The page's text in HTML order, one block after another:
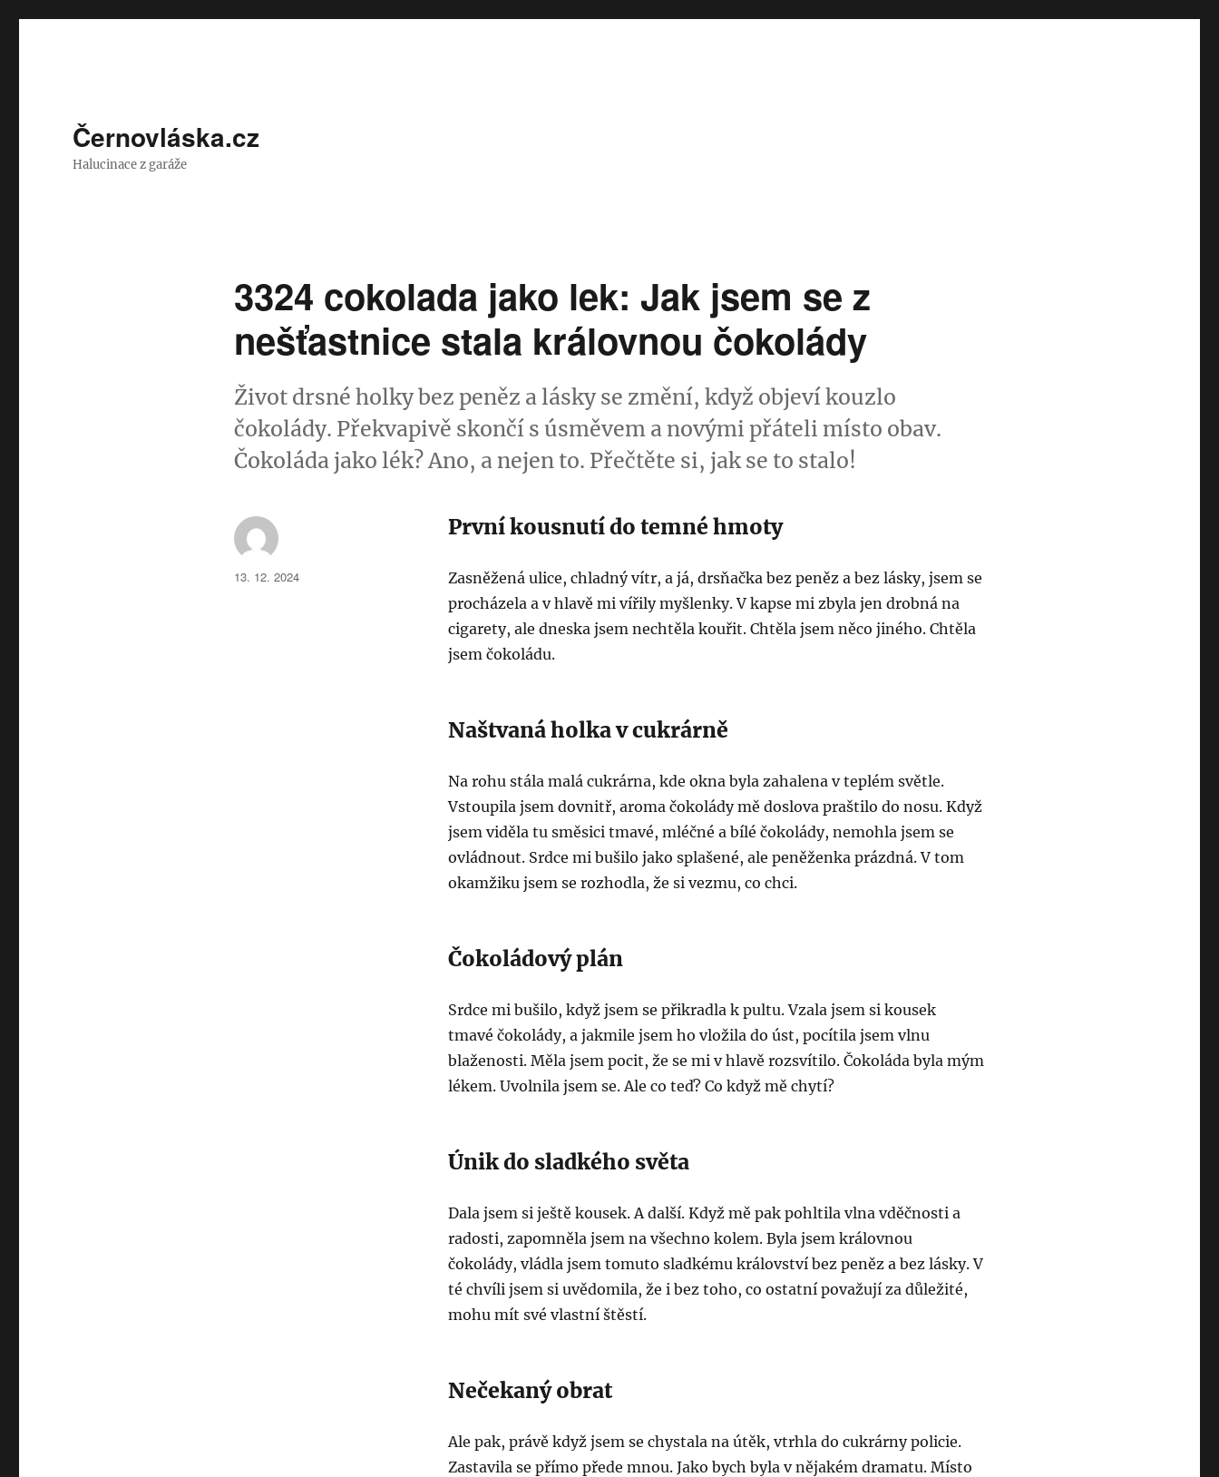
Černovláska.cz
Halucinace z garáže
3324 cokolada jako lek: Jak jsem se z
nešťastnice stala královnou čokolády
Život drsné holky bez peněz a lásky se změní, když objeví kouzlo
čokolády. Překvapivě skončí s úsměvem a novými přáteli místo obav.
Čokoláda jako lék? Ano, a nejen to. Přečtěte si, jak se to stalo!
První kousnutí do temné hmoty
Zasněžená ulice, chladný vítr, a já, drsňačka bez peněz a bez lásky, jsem se
procházela a v hlavě mi vířily myšlenky. V kapse mi zbyla jen drobná na
cigarety, ale dneska jsem nechtěla kouřit. Chtěla jsem něco jiného. Chtěla
jsem čokoládu.
Naštvaná holka v cukrárně
Na rohu stála malá cukrárna, kde okna byla zahalena v teplém světle.
Vstoupila jsem dovnitř, aroma čokolády mě doslova praštilo do nosu. Když
jsem viděla tu směsici tmavé, mléčné a bílé čokolády, nemohla jsem se
ovládnout. Srdce mi bušilo jako splašené, ale peněženka prázdná. V tom
okamžiku jsem se rozhodla, že si vezmu, co chci.
Čokoládový plán
Srdce mi bušilo, když jsem se přikradla k pultu. Vzala jsem si kousek
tmavé čokolády, a jakmile jsem ho vložila do úst, pocítila jsem vlnu
blaženosti. Měla jsem pocit, že se mi v hlavě rozsvítilo. Čokoláda byla mým
lékem. Uvolnila jsem se. Ale co teď? Co když mě chytí?
Únik do sladkého světa
Dala jsem si ještě kousek. A další. Když mě pak pohltila vlna vděčnosti a
radosti, zapomněla jsem na všechno kolem. Byla jsem královnou
čokolády, vládla jsem tomuto sladkému království bez peněz a bez lásky. V
té chvíli jsem si uvědomila, že i bez toho, co ostatní považují za důležité,
mohu mít své vlastní štěstí.
Nečekaný obrat
Ale pak, právě když jsem se chystala na útěk, vtrhla do cukrárny policie.
Zastavila se přímo přede mnou. Jako bych byla v nějakém dramatu. Místo
Autor:
Publikováno:
13. 12. 2024